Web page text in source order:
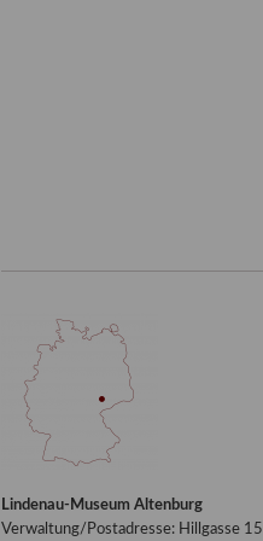
Lindenau-Museum Altenburg
Verwaltung/Postadresse: Hillgasse 15